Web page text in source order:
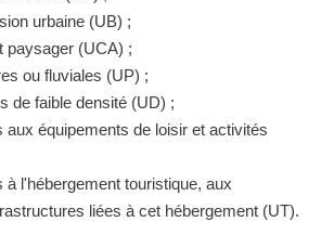
urbaine (UB) ;
paysager (UCA) ;
ou fluviales (UP) ;
de faible densité (UD) ;
aux équipements de loisir et activités
à l'hébergement touristique, aux
liées à cet hébergement (UT).